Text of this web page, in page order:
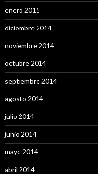
enero 2015
diciembre 2014
noviembre 2014
octubre 2014
septiembre 2014
agosto 2014
julio 2014
junio 2014
mayo 2014
abril 2014